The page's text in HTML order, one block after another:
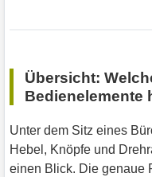
Übersicht:
Bedienelemente
Unter dem Sitz eines
Hebel, Knöpfe und
einen Blick. Die genaue